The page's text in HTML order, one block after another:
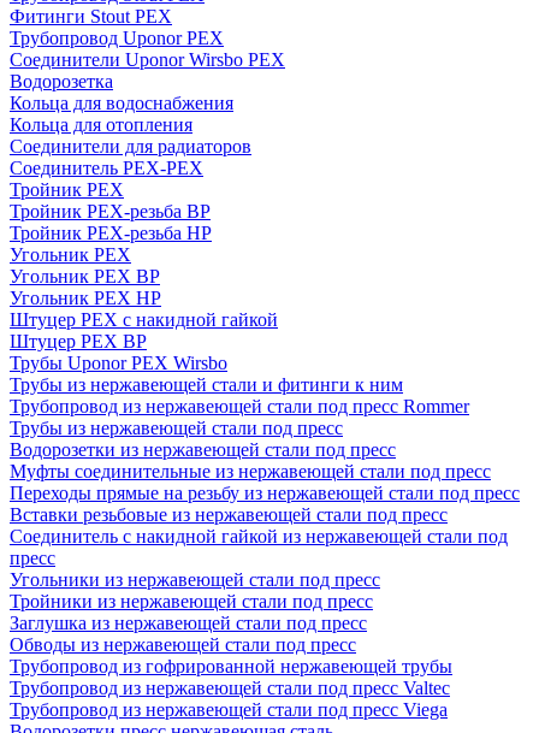
Фитинги Stout PEX
Трубопровод Uponor PEX
Соединители Uponor Wirsbo PEX
Водорозетка
Кольца для водоснабжения
Кольца для отопления
Соединители для радиаторов
Соединитель PEX-PEX
Тройник PEX
Тройник PEX-резьба ВР
Тройник PEX-резьба НР
Угольник PEX
Угольник PEX ВР
Угольник PEX НР
Штуцер PEX c накидной гайкой
Штуцер PEX ВР
Трубы Uponor PEX Wirsbo
Трубы из нержавеющей стали и фитинги к ним
Трубопровод из нержавеющей стали под пресс Rommer
Трубы из нержавеющей стали под пресс
Водорозетки из нержавеющей стали под пресс
Муфты соединительные из нержавеющей стали под пресс
Переходы прямые на резьбу из нержавеющей стали под пресс
Вставки резьбовые из нержавеющей стали под пресс
Соединитель с накидной гайкой из нержавеющей стали под
пресс
Угольники из нержавеющей стали под пресс
Тройники из нержавеющей стали под пресс
Заглушка из нержавеющей стали под пресс
Обводы из нержавеющей стали под пресс
Трубопровод из гофрированной нержавеющей трубы
Трубопровод из нержавеющей стали под пресс Valtec
Трубопровод из нержавеющей стали под пресс Viega